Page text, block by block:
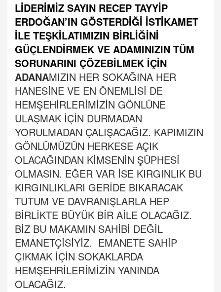
LİDERİMİZ SAYIN RECEP TAYYİP
ERDOĞAN’IN GÖSTERDİĞİ İSTİKAMET
İLE TEŞKİLATIMIZIN BİRLİĞİNİ
GÜÇLENDİRMEK VE ADAMINIZIN TÜM
SORUNARINI ÇÖZEBİLMEK İÇİN
ADANAMIZIN HER SOKAĞINA HER
HANESİNE VE EN ÖNEMLİSİ DE
HEMŞEHİRLERİMİZİN GÖNLÜNE
ULAŞMAK İÇİN DURMADAN
YORULMADAN ÇALIŞACAĞIZ. KAPIMIZIN
GÖNLÜMÜZÜN HERKESE AÇIK
OLACAĞINDAN KİMSENİN ŞÜPHESİ
OLMASIN. EĞER VAR İSE KIRGINLIK BU
KIRGINLIKLARI GERİDE BIKARACAK
TUTUM VE DAVRANIŞLARLA HEP
BİRLİKTE BÜYÜK BİR AİLE OLACAĞIZ.
BİZ BU MAKAMIN SAHİBİ DEĞİL
EMANETÇİSİYİZ. EMANETE SAHİP
ÇIKMAK İÇİN SOKAKLARDA
HEMŞEHRİLERİMİZİN YANINDA
OLACAĞIZ.